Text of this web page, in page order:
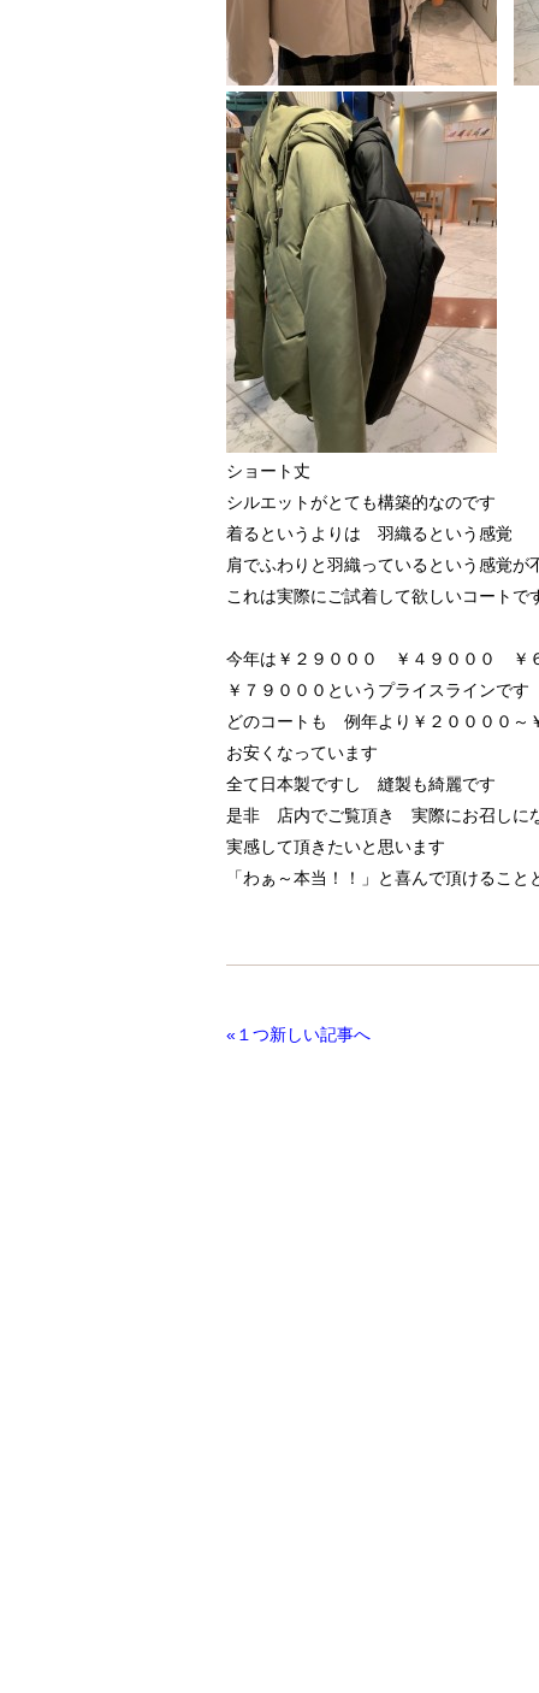
ショート丈
シルエットがとても構築的なのです
着るというよりは 羽織るという感覚
肩でふわりと羽織っているという感覚が
これは実際にご試着して欲しいコートで
今年は￥２９０００ ￥４９０００ ￥
￥７９０００というプライスラインです
どのコートも 例年より￥２００００～
お安くなっています
全て日本製ですし 縫製も綺麗です
是非 店内でご覧頂き 実際にお召しに
実感して頂きたいと思います
「わぁ～本当！！」と喜んで頂けること
«１つ新しい記事へ